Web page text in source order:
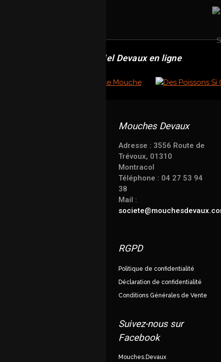
Revendeur officiel Devaux en ligne
Mouches Devaux
Adresse : 3556 Route de
Trévoux, 01310
Montracol
Téléphone : 04 27 53 94
38
Mail :
RGPD
Politique de confidentialité
Déclaration de confidentialité
Conditions Générales de Vente
Suivez-nous sur
Facebook
Mouches.Devaux